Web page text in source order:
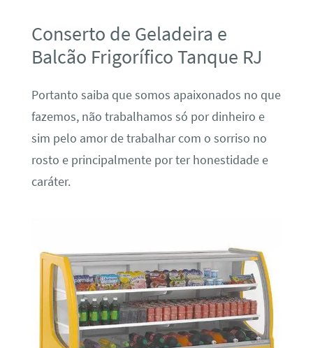
Conserto de Geladeira e
Balcão Frigorífico Tanque RJ
Portanto saiba que somos apaixonados no que
fazemos, não trabalhamos só por dinheiro e
sim pelo amor de trabalhar com o sorriso no
rosto e principalmente por ter honestidade e
caráter.